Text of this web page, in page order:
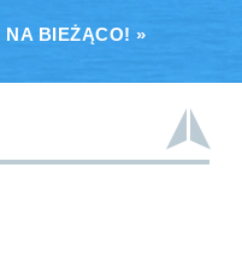
BIEŻĄCO! »